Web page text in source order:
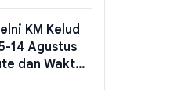
KM Kelud
14 Agustus
dan Waktu